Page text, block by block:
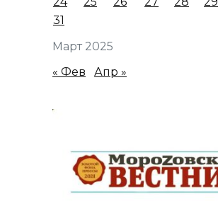
Март 2025
31
« Фев Апр »